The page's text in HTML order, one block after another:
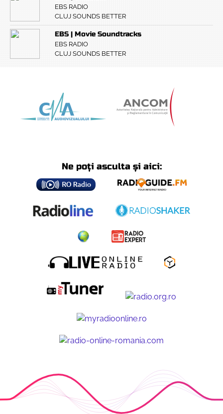
EBS RADIO
CLUJ SOUNDS BETTER
EBS | Movie Soundtracks
EBS RADIO
CLUJ SOUNDS BETTER
Ne poți asculta și aici: